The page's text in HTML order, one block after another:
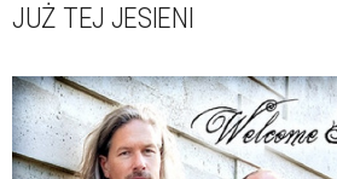
JUŻ TEJ JESIENI